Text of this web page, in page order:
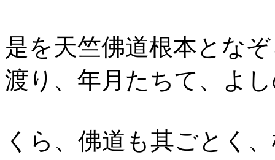
是を天竺佛道根本とな
渡り、年月たちて、よ
くら、佛道も其ごと く